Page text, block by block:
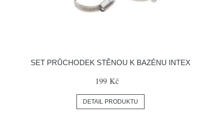
SET PRŮCHODEK STĚNOU K BAZÉNU INTEX
199 Kč
DETAIL PRODUKTU